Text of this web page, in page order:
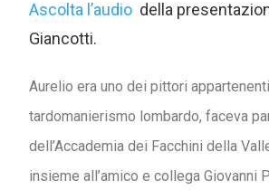
Ascolta l’audio della
Giancotti.
Aurelio era uno dei pittori appartenenti
tardomanierismo lombardo, faceva
dell’Accademia dei Facchini della
insieme all’amico e collega Giovanni